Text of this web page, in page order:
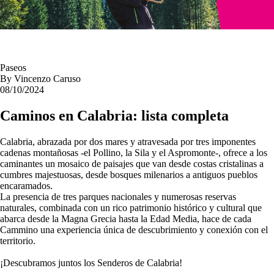
Paseos
By Vincenzo Caruso
08/10/2024
Caminos en Calabria: lista completa
Calabria, abrazada por dos mares y atravesada por tres imponentes
cadenas montañosas -el Pollino, la Sila y el Aspromonte-, ofrece a los
caminantes un mosaico de paisajes que van desde costas cristalinas a
cumbres majestuosas, desde bosques milenarios a antiguos pueblos
encaramados.
La presencia de tres parques nacionales y numerosas reservas
naturales, combinada con un rico patrimonio histórico y cultural que
abarca desde la Magna Grecia hasta la Edad Media, hace de cada
Cammino una experiencia única de descubrimiento y conexión con el
territorio.
¡Descubramos juntos los Senderos de Calabria!